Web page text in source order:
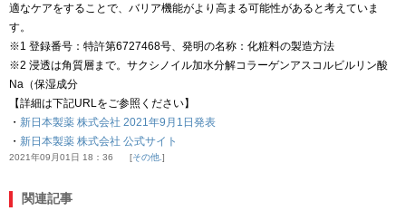
適なケアをすることで、バリア機能がより高まる可能性があると考えていま
す。
※1 登録番号：特許第6727468号、発明の名称：化粧料の製造方法
※2 浸透は角質層まで。サクシノイル加水分解コラーゲンアスコルビルリン酸
Na（保湿成分
【詳細は下記URLをご参照ください】
・ 新日本製薬 株式会社 2021年9月1日発表
・ 新日本製薬 株式会社 公式サイト
2021年09月01日 18：36 その他.
関連記事